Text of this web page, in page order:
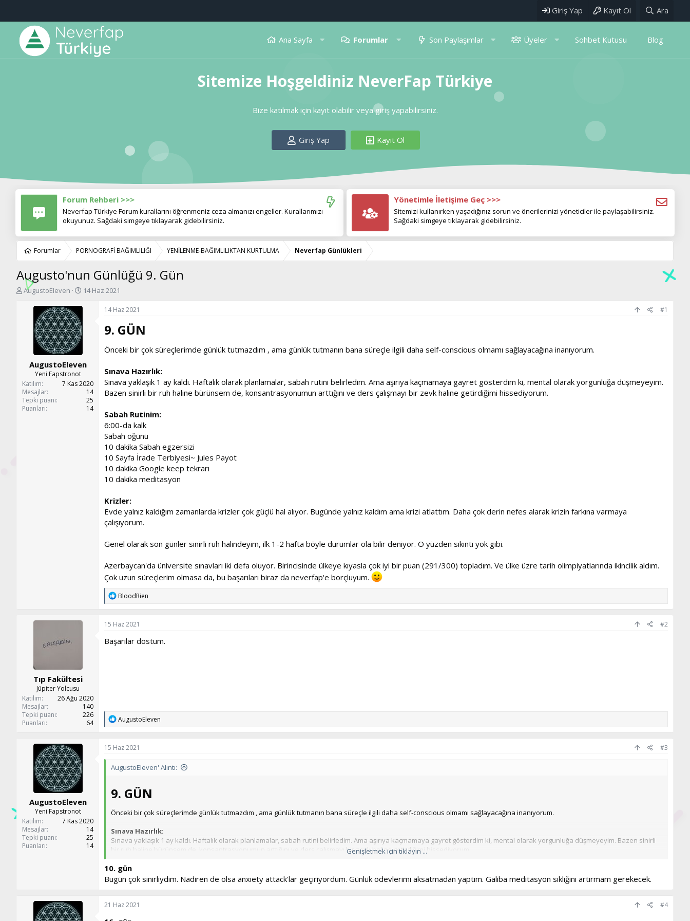
Giriş Yap Kayıt Ol Ara
Ana Sayfa Forumlar Son Paylaşımlar Üyeler Sohbet Kutusu Blog
Sitemize Hoşgeldiniz NeverFap Türkiye
Bize katılmak için kayıt olabilir veya giriş yapabilirsiniz.
Giriş Yap Kayıt Ol
Forum Rehberi >>>
Neverfap Türkiye Forum kurallarını öğrenmeniz ceza almanızı engeller. Kurallarımızı
okuyunuz. Sağdaki simgeye tıklayarak gidebilirsiniz.
Yönetimle İletişime Geç >>>
Sitemizi kullanırken yaşadığınız sorun ve önerilerinizi yöneticiler ile paylaşabilirsiniz.
Sağdaki simgeye tıklayarak gidebilirsiniz.
Forumlar PORNOGRAFİ BAĞIMLILIĞI YENİLENME-BAĞIMLILIKTAN KURTULMA Neverfap Günlükleri
Augusto'nun Günlüğü 9. Gün
K
a
t
a
n
AugustoEleven
B
ç
a
14 Haz 2021
AugustoEleven
Yeni Fapstronot
Katılım
7 Kas 2020
Mesajlar
14
Tepki puanı
25
Puanları
14
14 Haz 2021 #1
9. GÜN​
Önceki bir çok süreçlerimde günlük tutmazdım , ama günlük tutmanın bana süreçle ilgili daha self-conscious olmamı sağlayacağına inanıyorum.
Sınava Hazırlık:
Sınava yaklaşık 1 ay kaldı. Haftalık olarak planlamalar, sabah rutini belirledim. Ama aşırıya kaçmamaya gayret gösterdim ki, mental olarak yorgunluğa düşmeyeyim.
Bazen sinirli bir ruh haline bürünsem de, konsantrasyonumun arttığını ve ders çalışmayı bir zevk haline getirdiğimi hissediyorum.
Sabah Rutinim:
6:00-da kalk
Sabah öğünü
10 dakika Sabah egzersizi
10 Sayfa İrade Terbiyesi~ Jules Payot
10 dakika Google keep tekrarı
10 dakika meditasyon
Krizler:
Evde yalnız kaldığım zamanlarda krizler çok güçlü hal alıyor. Bugünde yalnız kaldım ama krizi atlattım. Daha çok derin nefes alarak krizin farkına varmaya
çalışıyorum.
Genel olarak son günler sinirli ruh halindeyim, ilk 1-2 hafta böyle durumlar ola bilir deniyor. O yüzden sıkıntı yok gibi.
Azerbaycan'da üniversite sınavları iki defa oluyor. Birincisinde ülkeye kıyasla çok iyi bir puan (291/300) topladım. Ve ülke üzre tarih olimpiyatlarında ikincilik aldım.
Çok uzun süreçlerim olmasa da, bu başarıları biraz da neverfap'e borçluyum.
T
p
i
e
BloodRien
Tıp Fakültesi
Jüpiter Yolcusu
Katılım
26 Ağu 2020
Mesajlar
140
Tepki puanı
226
Puanları
64
15 Haz 2021 #2
Başarılar dostum.
T
p
i
e
AugustoEleven
AugustoEleven
Yeni Fapstronot
Katılım
7 Kas 2020
Mesajlar
14
Tepki puanı
25
Puanları
14
15 Haz 2021 #3
AugustoEleven' Alıntı:
9. GÜN​
Önceki bir çok süreçlerimde günlük tutmazdım , ama günlük tutmanın bana süreçle ilgili daha self-conscious olmamı sağlayacağına inanıyorum.
Sınava Hazırlık:
Sınava yaklaşık 1 ay kaldı. Haftalık olarak planlamalar, sabah rutini belirledim. Ama aşırıya kaçmamaya gayret gösterdim ki, mental olarak yorgunluğa düşmeyeyim. Bazen sinirli
bir ruh haline bürünsem de, konsantrasyonumun arttığını ve ders çalışmayı bir zevk haline getirdiğimi hissediyorum.
Sabah Rutinim:
6:00-da kalk
Sabah öğünü
10 Sayfa İrade Terbiyesi~ Jules Payot
Genişletmek için tıklayın ...
10. gün
Bugün çok sinirliydim. Nadiren de olsa anxiety attack'lar geçiriyordum. Günlük ödevlerimi aksatmadan yaptım. Galiba meditasyon sıklığını artırmam gerekecek.
21 Haz 2021 #4